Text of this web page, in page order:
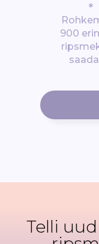
*
900
Telli